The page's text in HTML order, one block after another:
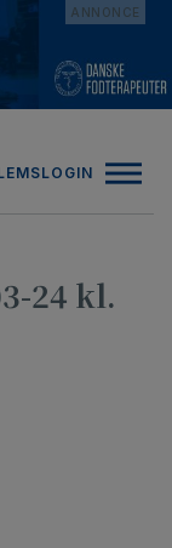
ANNONCE
24 kl.